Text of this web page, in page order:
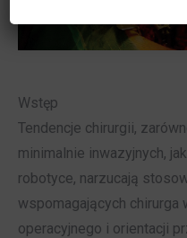
Wstęp
Tendencje chirurgii,
minimalnie inwazyjnych,
robotyce, narzucają
wspomagających chirurga
operacyjnego i orientacji